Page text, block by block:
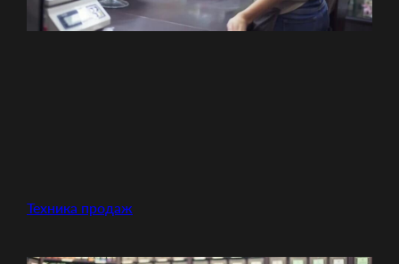
Техника продаж